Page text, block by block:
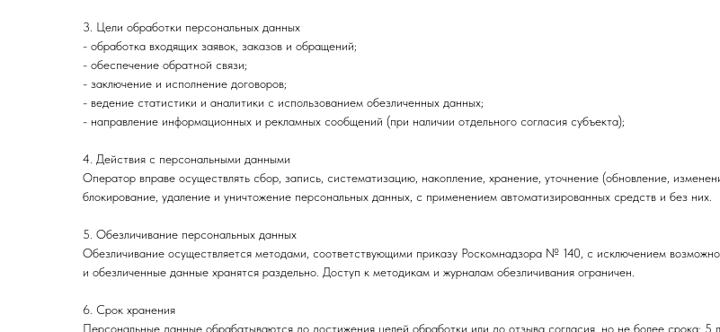
3. Цели обработки персональных данных
- обработка входящих заявок, заказов и обращений;
- обеспечение обратной связи;
- заключение и исполнение договоров;
- ведение статистики и аналитики с использованием обезличенных данных;
- направление информационных и рекламных сообщений (при наличии отдельного согласия субъекта);
4. Действия с персональными данными
Оператор вправе осуществлять сбор, запись, систематизацию, накопление, хранение, уточнение (обновление,
блокирование, удаление и уничтожение персональных данных, с применением автоматизированных средств и без них.
5. Обезличивание персональных данных
Обезличивание осуществляется методами, соответствующими приказу Роскомнадзора № 140, с исключением
и обезличенные данные хранятся раздельно. Доступ к методикам и журналам обезличивания ограничен.
6. Срок хранения
Персональные данные обрабатываются до достижения целей обработки или до отзыва согласия, но не более срока: